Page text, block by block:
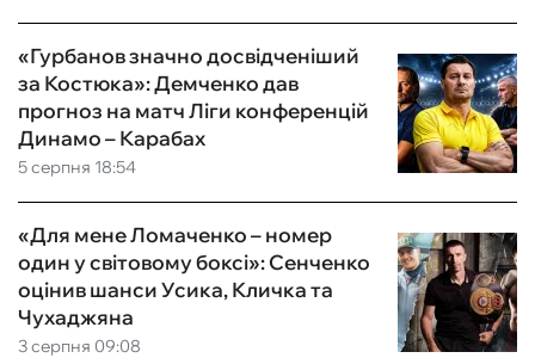
5 серпня 18:54
«Гурбанов значно досвідченіший
за Костюка»: Демченко дав
прогноз на матч Ліги конференцій
Динамо – Карабах
3 серпня 09:08
«Для мене Ломаченко – номер
один у світовому боксі»: Сенченко
оцінив шанси Усика, Кличка та
Чухаджяна